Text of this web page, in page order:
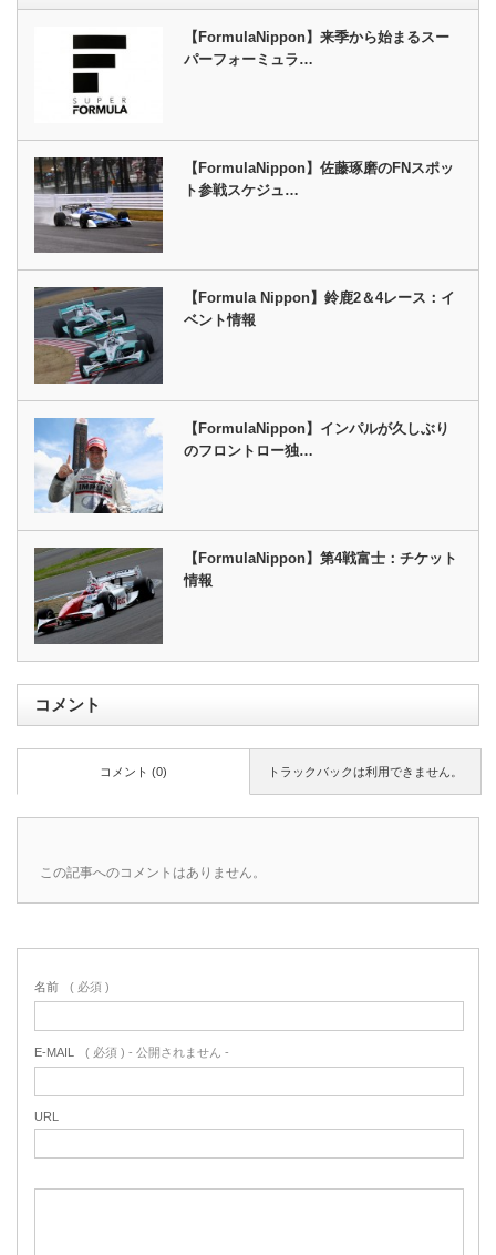
【FormulaNippon】来季から始まるスー
パーフォーミュラ…
【FormulaNippon】佐藤琢磨のFNスポッ
ト参戦スケジュ…
【Formula Nippon】鈴鹿2＆4レース：イ
ベント情報
【FormulaNippon】インパルが久しぶり
のフロントロー独…
【FormulaNippon】第4戦富士：チケット
情報
コメント
トラックバックは利用できません。
コメント (0)
この記事へのコメントはありません。
名前 ( 必須 )
E-MAIL ( 必須 ) - 公開されません -
URL